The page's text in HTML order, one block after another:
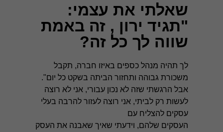
שאלתי את עצמי:
"תגיד ירון , זה באמת
שווה לך כל זה?
לך תהיה מנהל כספים באיזו חברה, תקבל
משכורת גבוהה ותחזור הביתה בשקט כל יום".
אבל הרגשתי שזה לא נכון עבורי, אני לא רוצה
לעשות רק לביתי, אני רוצה לעזור להרבה בעלי
עסקים להצליח עם
העסקים שלהם, וידעתי שאיך שאבנה את העסק